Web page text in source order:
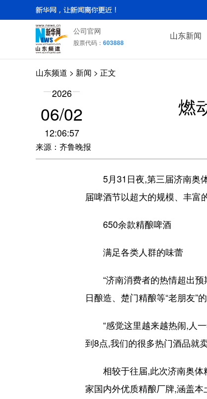
公司官网
股票代码： 603888
山东新闻
山东频道 > 新闻 > 正文
2026
06/02
12:06:57
来源：齐鲁晚报
燃
5月31日夜,第三届济南奥体
届啤酒节以超大的规模、丰富
650余款精酿啤酒
满足各类人群的味蕾
“济南消费者的热情超出预
日酿造、楚门精酿等“老朋友”的
“感觉这里越来越热闹,人一
到8点,我们的很多热门酒品就
相较于往届,此次济南奥体
家国内外优质精酿厂牌,涵盖